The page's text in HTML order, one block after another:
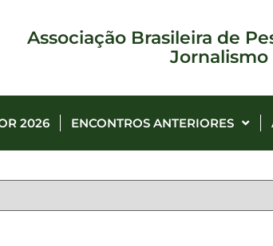
Associação Brasileira de
Jornalismo
2026 ENCONTROS ANTERIORES